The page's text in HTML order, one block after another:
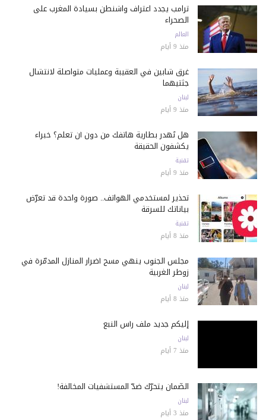
ترامب يجدد اعتراف واشنطن بسيادة المغرب على
الصحراء
العالم
منذ 9 أيام
غرق شابين في العقيبة وعمليات متواصلة لانتشال
جثتيهما
لبنان
منذ 9 أيام
هل تُهدر بطارية هاتفك من دون أن تعلم؟ خبراء
يكشفون الحقيقة
تقنية
منذ 9 أيام
تحذير لمستخدمي الهواتف.. صورة واحدة قد تعرّض
بياناتك للسرقة
تقنية
منذ 8 أيام
مجلس الجنوب ينهي مسح أضرار المنازل المدمّرة في
زوطر الغربية
لبنان
منذ 8 أيام
إليكم جديد ملف رأس النبع
لبنان
منذ 7 أيام
الضّمان يتحرّك ضدّ المستشفيات المخالفة!
لبنان
منذ 3 أيام